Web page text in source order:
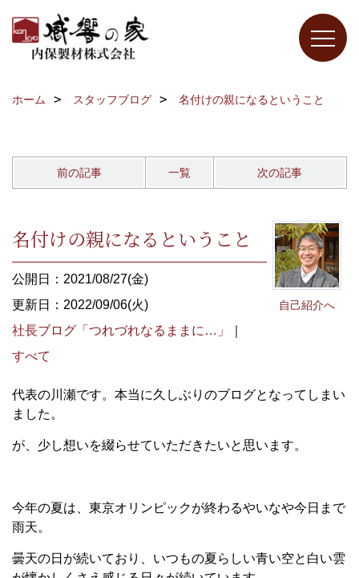
ホーム スタッフブログ 名付けの親になるということ
前の記事 一覧 次の記事
自己紹介へ
名付けの親になるということ
公開日：2021/08/27(金)
更新日：2022/09/06(火)
社長ブログ「つれづれなるままに…」
すべて
代表の川瀬です。本当に久しぶりのブログとなってしまい
ました。
が、少し想いを綴らせていただきたいと思います。
今年の夏は、東京オリンピックが終わるやいなや今日まで
雨天。
曇天の日が続いており、いつもの夏らしい青い空と白い雲